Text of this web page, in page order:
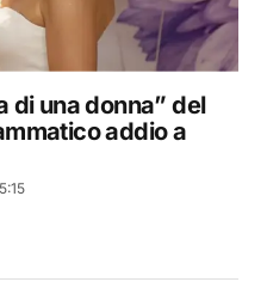
di una donna” del
addio a